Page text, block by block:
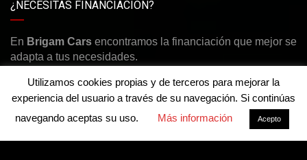
¿NECESITAS FINANCIACIÓN?
En Brigam Cars encontramos la financiación que mejor se
adapta a tus necesidades.
Utilizamos cookies propias y de terceros para mejorar la
experiencia del usuario a través de su navegación. Si continúas
navegando aceptas su uso.
Más información Acepto